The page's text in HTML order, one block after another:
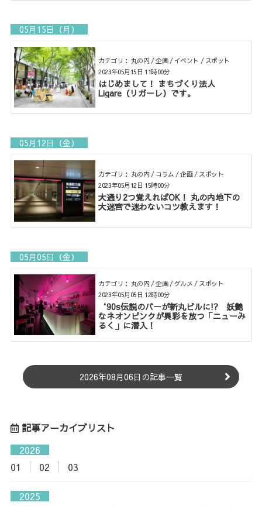
05月15日（月）
カテゴリ： 丸の内 / 企画 / イベント / スポット
はじめまして！ まちづくり法人
Ligare（リガーレ）です。
2023年05月15日 11時00分
05月12日（金）
カテゴリ： 丸の内 / コラム / 企画 / スポット
大通り2つ覚えればOK！ 丸の内地下の
大迷宮で迷わないコツ教えます！
2023年05月12日 15時00分
05月05日（金）
カテゴリ： 丸の内 / 企画 / グルメ / スポット
‘90s伝説のバーが新丸ビルに!? 妖艶
なネオンピンクが異彩を放つ「ニューみ
るく」に潜入！
2023年05月05日 12時00分
2026年08月06日の記事一覧
記事アーカイブリスト
2026
01
02 03
2025